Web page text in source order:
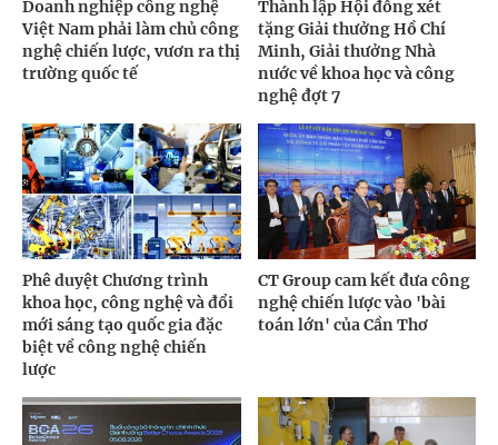
Doanh nghiệp công nghệ
Việt Nam phải làm chủ công
nghệ chiến lược, vươn ra thị
trường quốc tế
Thành lập Hội đồng xét
tặng Giải thưởng Hồ Chí
Minh, Giải thưởng Nhà
nước về khoa học và công
nghệ đợt 7
Phê duyệt Chương trình
khoa học, công nghệ và đổi
mới sáng tạo quốc gia đặc
biệt về công nghệ chiến
lược
CT Group cam kết đưa công
nghệ chiến lược vào 'bài
toán lớn' của Cần Thơ